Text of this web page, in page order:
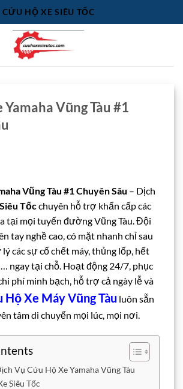
CỨU HỘ XE SIÊU TỐC
Vũng Tàu #1
Vũng Tàu #1 Chuyên Sâu – Dịch
Tốcchuyên hỗ trợ khẩn cấp các
tại mọi tuyến đường Vũng Tàu. Đội
tay nghề cao, có mặt nhanh chỉ sau
các sự cố chết máy, thủng lốp, hết
ngay tại chỗ. Hoạt động 24/7, phục
phí minh bạch, hỗ trợ cả ngày lễ và
Hộ Xe Máy Vũng Tàu luôn sẵn
tâm di chuyển mọi lúc, mọi nơi.
Vụ Cứu Hộ Xe Yamaha Vũng Tàu
Siêu Tốc